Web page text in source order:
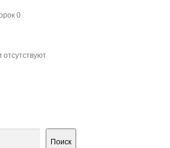
0
Поиск